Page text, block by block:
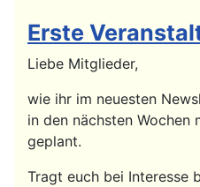
Erste
Liebe Mitglieder,
wie ihr im neuesten
in den nächsten Wochen
geplant.
Tragt euch bei Interesse